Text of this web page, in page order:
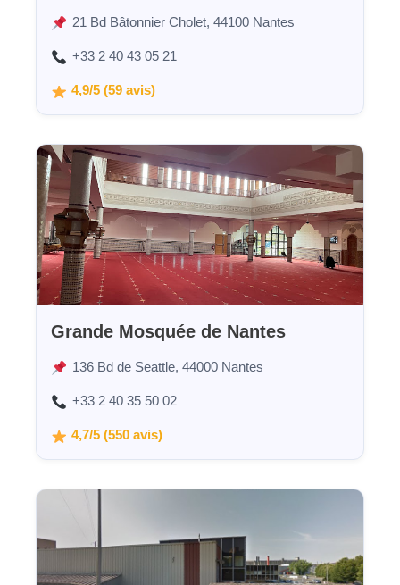
21 Bd Bâtonnier Cholet, 44100 Nantes
+33 2 40 43 05 21
4,9/5 (59 avis)
Grande Mosquée de Nantes
136 Bd de Seattle, 44000 Nantes
+33 2 40 35 50 02
4,7/5 (550 avis)